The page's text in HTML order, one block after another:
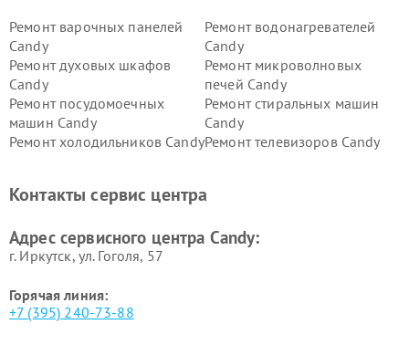
Ремонт варочных панелей
Candy
Ремонт водонагревателей
Candy
Ремонт духовых шкафов
Candy
Ремонт микроволновых
печей Candy
Ремонт посудомоечных
машин Candy
Ремонт стиральных машин
Candy
Ремонт холодильников CandyРемонт телевизоров Candy
Контакты сервис центра
Адрес сервисного центра Candy:
г. Иркутск, ул. ​Гоголя, 57
Горячая линия:
+7 (395) 240-73-88